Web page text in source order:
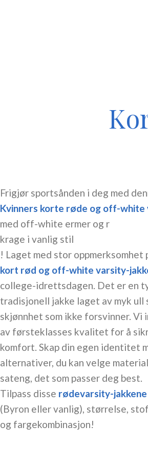
Frigjør sportsånden i deg med
Kvinners korte røde og off-white
med off-white ermer og r
krage i vanlig stil
! Laget med stor oppmerksomhet
kort rød og off-white varsity-
college-idrettsdagen. Det er en
tradisjonell jakke laget av myk ull
skjønnhet som ikke forsvinner.
av førsteklasses kvalitet for å
komfort. Skap din egen identitet
alternativer, du kan velge
sateng, det som passer deg best.
Tilpass disse rødevarsity-
(Byron eller vanlig), størrelse,
og fargekombinasjon!